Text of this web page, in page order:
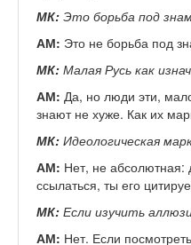
МК: Это борьба под
АМ: Это не борьба под
МК: Малая Русь как
АМ: Да, но люди эти,
знают не хуже. Как их
МК: Идеологическая
АМ: Нет, не абсолютная:
ссылаться, ты его
МК: Если изучить
АМ: Нет. Если